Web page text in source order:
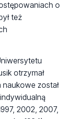
o
też
otrzymał
naukowe został
2002, 2007,